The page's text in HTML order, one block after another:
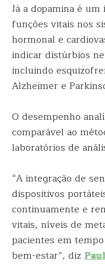
Já a dopamina é
funções vitais nos
hormonal e
indicar distúrbios
incluindo
Alzheimer e
O desempenho
comparável ao
laboratórios de
“A integração de
dispositivos
continuamente e
vitais, níveis de
pacientes em
bem-estar”, diz